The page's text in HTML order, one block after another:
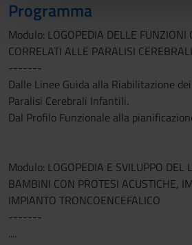
nostri partner che si occupano di
pubblicità e social media, i quali
con altre informazioni che hai
raccolto dal tuo utilizzo dei loro
Programma
Modulo: LOGOPEDIA DELLE FUNZIONI
CORRELATI ALLE PARALISI
-------
Dalle Linee Guida alla Riabilitazione
Paralisi Cerebrali Infantili.
Dal Profilo Funzionale alla
Modulo: LOGOPEDIA E SVILUPPO DEL
BAMBINI CON PROTESI ACUSTICHE,
IMPIANTO TRONCOENCEFALICO
-------
....